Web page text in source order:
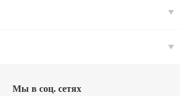
Мы в соц. cетях